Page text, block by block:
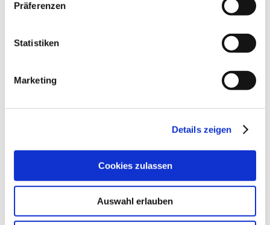
Präferenzen
Statistiken
Marketing
Details zeigen
Cookies zulassen
Auswahl erlauben
Region: Petersberg
Herrgottspfad
Gemarkung: Gau-Odernheim